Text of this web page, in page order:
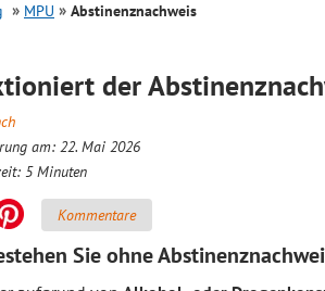
MPU Abstinenznachweis
der
am: 22. Mai 2026
5 Minuten
Kommentare
Sie ohne